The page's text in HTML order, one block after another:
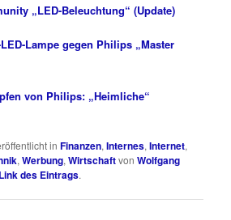
„LED-Beleuchtung“ (Update)
Lampe gegen Philips „Master
von Philips: „Heimliche“
inFinanzen,Internes,Internet,
,Werbung,WirtschaftvonWolfgang
des Eintrags.